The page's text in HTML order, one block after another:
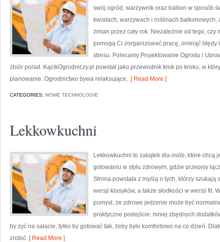
swój ogród, warzywnik oraz balkon w sposób
kwiatach, warzywach i roślinach
zmian przez cały rok. Niezależnie od tego, czy
pomogą Ci zorganizować pracę, ominąć
stresu. Polecamy Projektowanie Ogrodu i
zbiór porad. KącikOgrodniczy.pl powstał jako przewodnik krok po kroku, w
planowanie. Ogrodnictwo bywa relaksujące, [ Read More ]
CATEGORIES: NOWE TECHNOLOGIE
Lekkowkuchni
Lekkowkuchni to zakątek dla osób, które chcą
gotowaniu w stylu zdrowym, gdzie przepisy
Strona powstała z myślą o tych, którzy
wersji klasyków, a także słodkości w wersji fit.
pomysł, że zdrowe jedzenie może być
praktyczne podejście: mniej zbędnych
by żyć na sałacie, tylko by gotować tak, żeby było komfortowo na co dzień.
zrobić [ Read More ]